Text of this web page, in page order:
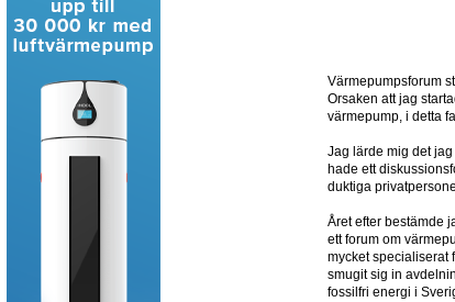
Värmepumpsforum
Orsaken att jag
värmepump, i detta
Jag lärde mig det
hade ett
duktiga
Året efter bestämde
ett forum om
mycket specialiserat
smugit sig in
fossilfri energi i